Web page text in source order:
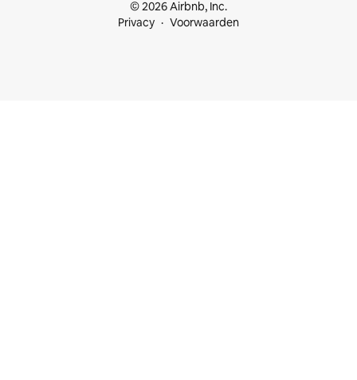
© 2026 Airbnb, Inc.
Privacy
Voorwaarden